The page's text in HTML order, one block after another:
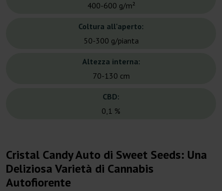
400-600 g/m²
Coltura all'aperto:
50-300 g/pianta
Altezza interna:
70-130 cm
CBD:
0,1 %
Cristal Candy Auto di Sweet Seeds: Una
Deliziosa Varietà di Cannabis
Autofiorente